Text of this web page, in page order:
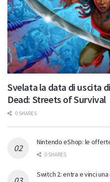
Svelata la data di uscita
Dead: Streets of Survival
0 SHARES
Nintendo eShop: le
0 SHARES
Switch 2: entra e vinci